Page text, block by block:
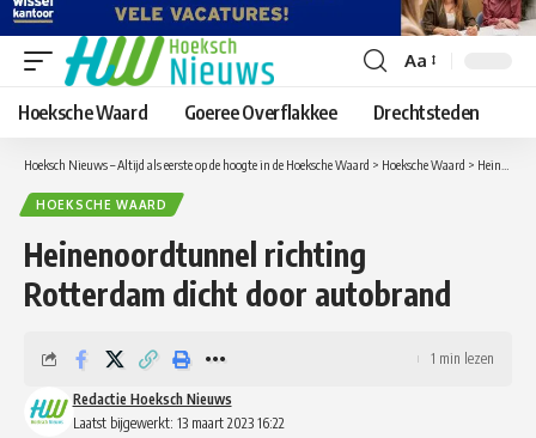
Lettergrootte
aanpassen
Aa
Hoeksche Waard Goeree Overflakkee Drechtsteden
Hoeksch Nieuws – Altijd als eerste op de hoogte in de Hoeksche Waard > Hoeksche Waard > Heinenoordtunnel richting Rotterdam dicht door autobrand
HOEKSCHE WAARD
Heinenoordtunnel richting
Rotterdam dicht door autobrand
Laatst bijgewerkt: 13 maart 2023 16:22
Redactie Hoeksch Nieuws
1 min lezen